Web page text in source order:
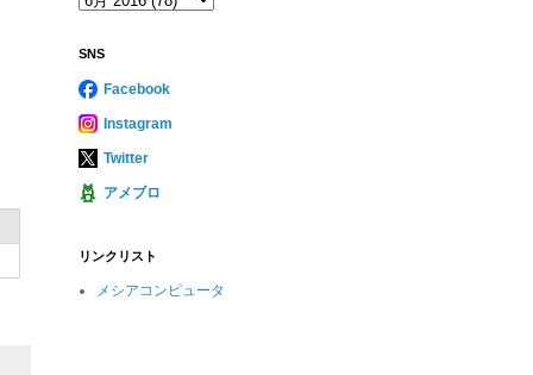
SNS
Facebook
Instagram
Twitter
アメブロ
リンクリスト
メシアコンピュータ